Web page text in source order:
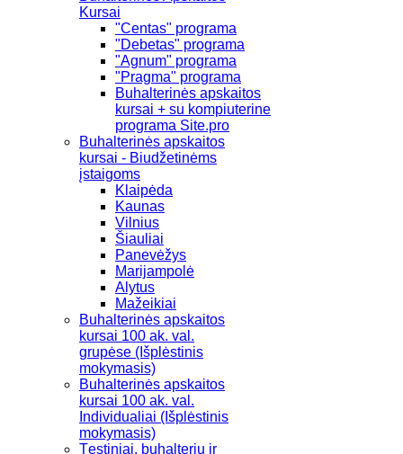
Kursai
"Centas" programa
"Debetas" programa
"Agnum" programa
"Pragma" programa
Buhalterinės apskaitos
kursai + su kompiuterine
programa Site.pro
Buhalterinės apskaitos
kursai - Biudžetinėms
įstaigoms
Klaipėda
Kaunas
Vilnius
Šiauliai
Panevėžys
Marijampolė
Alytus
Mažeikiai
Buhalterinės apskaitos
kursai 100 ak. val.
grupėse (Išplėstinis
mokymasis)
Buhalterinės apskaitos
kursai 100 ak. val.
Individualiai (Išplėstinis
mokymasis)
Tęstiniai, buhalterių ir